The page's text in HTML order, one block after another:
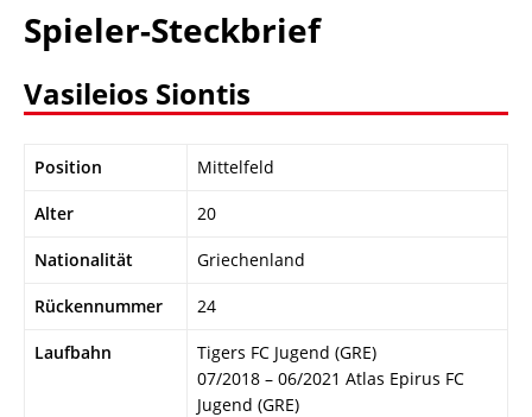
Spieler-Steckbrief
Vasileios Siontis
Position Mittelfeld
Alter 20
Nationalität Griechenland
Rückennummer 24
Laufbahn
Tigers FC Jugend (GRE)
07/2018 – 06/2021 Atlas Epirus FC
Jugend (GRE)